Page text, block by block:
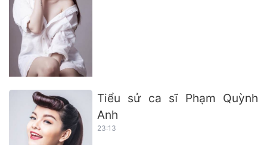
Tiểu sử ca sĩ Phạm Quỳnh
Anh
23:13